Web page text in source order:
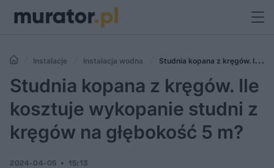
Instalacje Instalacja wodna
Studnia kopana z kręgów. Ile
kosztuje wykopanie studni z kręgów na głębokość 5 m?
Studnia kopana z kręgów. Ile
kosztuje wykopanie studni z
kręgów na głębokość 5 m?
2024-04-05 15:13